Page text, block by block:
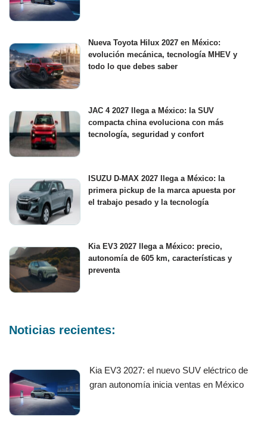
Nueva Toyota Hilux 2027 en México:
evolución mecánica, tecnología MHEV y
todo lo que debes saber
JAC 4 2027 llega a México: la SUV
compacta china evoluciona con más
tecnología, seguridad y confort
ISUZU D-MAX 2027 llega a México: la
primera pickup de la marca apuesta por
el trabajo pesado y la tecnología
Kia EV3 2027 llega a México: precio,
autonomía de 605 km, características y
preventa
Noticias recientes:
Kia EV3 2027: el nuevo SUV eléctrico de
gran autonomía inicia ventas en México